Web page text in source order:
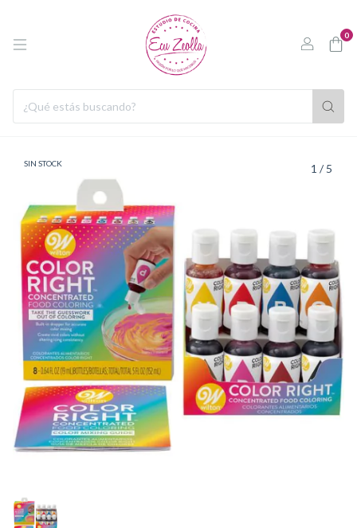
0
SIN STOCK 1 / 5